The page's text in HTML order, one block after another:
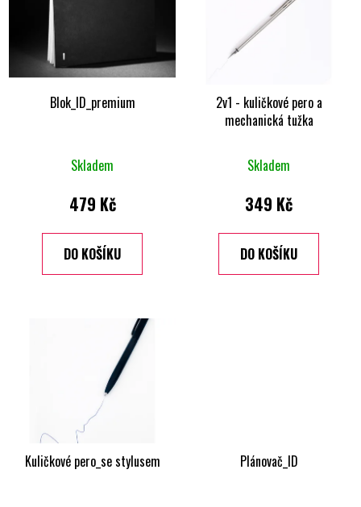
r
Blok_ID_premium
Skladem
479 Kč
DO KOŠÍKU
2v1 - kuličkové pero a
mechanická tužka
Skladem
349 Kč
DO KOŠÍKU
Kuličkové pero_se stylusem Plánovač_ID